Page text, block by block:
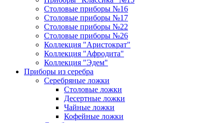
Столовые приборы №16
Столовые приборы №17
Столовые приборы №22
Столовые приборы №26
Коллекция "Аристократ"
Коллекция "Афродита"
Коллекция "Эдем"
Приборы из серебра
Серебряные ложки
Столовые ложки
Десертные ложки
Чайные ложки
Кофейные ложки